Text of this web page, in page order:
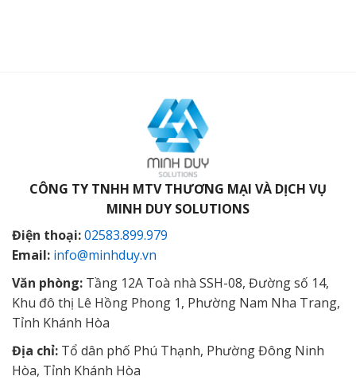
CÔNG TY TNHH MTV THƯƠNG MẠI VÀ DỊCH VỤ
MINH DUY SOLUTIONS
Điện thoại:02583.899.979
Email: info@minhduy.vn
Văn phòng: Tầng 12A Toà nhà SSH-08, Đường số 14,
Khu đô thị Lê Hồng Phong 1, Phường Nam Nha Trang,
Tỉnh Khánh Hòa
Địa chỉ: Tổ dân phố Phú Thạnh, Phường Đông Ninh
Hòa, Tỉnh Khánh Hòa